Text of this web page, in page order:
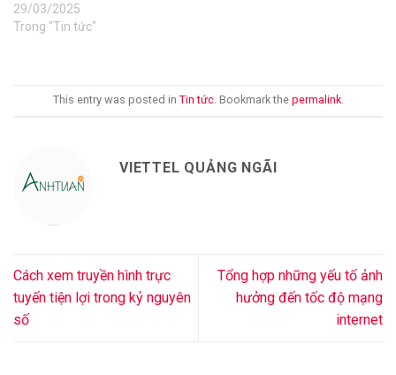
29/03/2025
Trong "Tin tức"
This entry was posted in Tin tức. Bookmark the permalink.
VIETTEL QUẢNG NGÃI
Cách xem truyền hình trực
tuyến tiện lợi trong kỷ nguyên
số
Tổng hợp những yếu tố ảnh
hưởng đến tốc độ mạng
internet